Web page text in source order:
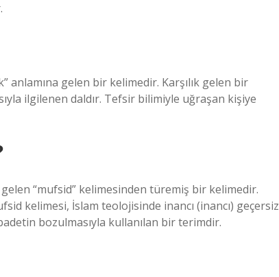
anlamına gelen bir kelimedir. Karşılık gelen bir
ilgilenen daldır. Tefsir bilimiyle uğraşan kişiye
“mufsid” kelimesinden türemiş bir kelimedir.
kelimesi, İslam teolojisinde inancı (inancı) geçersiz
bozulmasıyla kullanılan bir terimdir.